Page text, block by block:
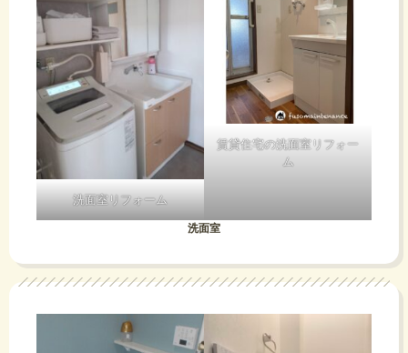
洗面室リフォーム
賃貸住宅の洗面室リフォー
ム
洗面室